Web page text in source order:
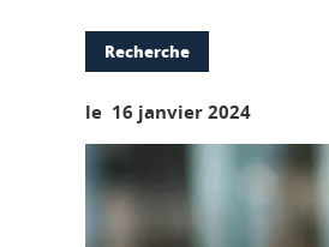
Recherche
le 16 janvier 2024